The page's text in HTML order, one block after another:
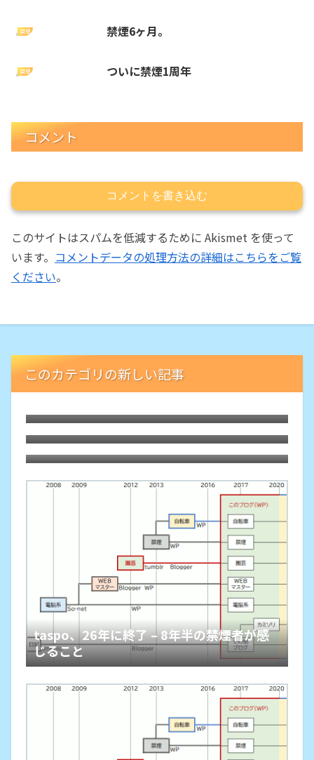
禁煙 禁煙6ヶ月。
禁煙 ついに禁煙1周年
コメント
コメントを書き込む
このサイトはスパムを低減するために Akismet を使って
います。 コメントデータの処理方法の詳細はこちらをご覧
ください。
このカテゴリの新しい記事
禁煙13年。開始のきっかけは「学習でシナ
かも
5日前に禁煙12年。もはや過去喫煙してた
ことさえ忘れてます
ついに禁煙して10年を迎えました。
taspo、26年に終了 – 8年半の禁煙者が感
じること